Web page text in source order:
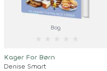
Bog
Kager For Børn
Denise Smart